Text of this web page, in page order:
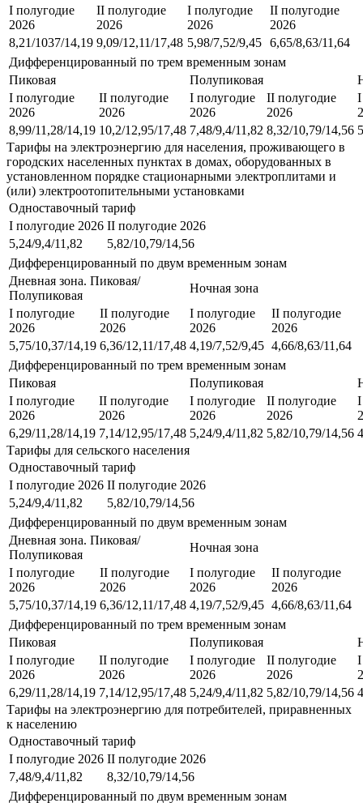
I полугодие
2026
II полугодие
2026
I полугодие
2026
II полугодие
2026
8,21/1037/14,19 9,09/12,11/17,48 5,98/7,52/9,45 6,65/8,63/11,64
Дифференцированный по трем временным зонам
Пиковая
Полупиковая
I полугодие
2026
II полугодие
2026
I полугодие
2026
II полугодие
2026
I
8,99/11,28/14,19 10,2/12,95/17,48 7,48/9,4/11,82 8,32/10,79/14,56
Тарифы на электроэнергию для населения, проживающего в
городских населенных пунктах в домах, оборудованных в
установленном порядке стационарными электроплитами и
(или) электроотопительными установками
Одноставочный тариф
I полугодие 2026 II полугодие 2026
5,24/9,4/11,82
5,82/10,79/14,56
Дифференцированный по двум временным зонам
Дневная зона. Пиковая/
Полупиковая
Ночная зона
I полугодие
2026
II полугодие
2026
I полугодие
2026
II полугодие
2026
5,75/10,37/14,19 6,36/12,11/17,48 4,19/7,52/9,45 4,66/8,63/11,64
Дифференцированный по трем временным зонам
Пиковая
Полупиковая
I полугодие
2026
II полугодие
2026
I полугодие
2026
II полугодие
2026
I
6,29/11,28/14,19 7,14/12,95/17,48 5,24/9,4/11,82 5,82/10,79/14,56
Тарифы для сельского населения
Одноставочный тариф
I полугодие 2026 II полугодие 2026
5,24/9,4/11,82
5,82/10,79/14,56
Дифференцированный по двум временным зонам
Дневная зона. Пиковая/
Полупиковая
Ночная зона
I полугодие
2026
II полугодие
2026
I полугодие
2026
II полугодие
2026
5,75/10,37/14,19 6,36/12,11/17,48 4,19/7,52/9,45 4,66/8,63/11,64
Дифференцированный по трем временным зонам
Пиковая
Полупиковая
I полугодие
2026
II полугодие
2026
I полугодие
2026
II полугодие
2026
I
6,29/11,28/14,19 7,14/12,95/17,48 5,24/9,4/11,82 5,82/10,79/14,56
Тарифы на электроэнергию для потребителей, приравненных
к населению
Одноставочный тариф
I полугодие 2026 II полугодие 2026
7,48/9,4/11,82
8,32/10,79/14,56
Дифференцированный по двум временным зонам